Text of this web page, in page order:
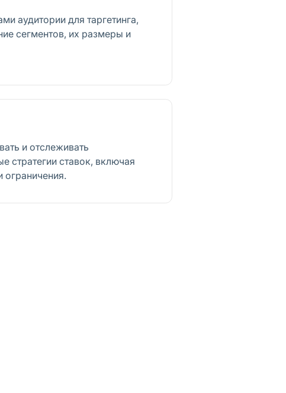
аудитории для таргетинга,
сегментов, их размеры и
и отслеживать
стратегии ставок, включая
ограничения.